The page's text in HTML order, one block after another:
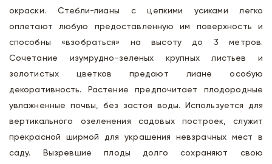
окраски. Стебли-лианы с цепкими усиками легко
оплетают любую предоставленную им поверхность и
способны «взобраться» на высоту до 3 метров.
Сочетание изумрудно-зеленых крупных листьев и
золотистых цветков предают лиане особую
декоративность. Растение предпочитает плодородные
увлажненные почвы, без застоя воды. Используется для
вертикального озеленения садовых построек, служит
прекрасной ширмой для украшения невзрачных мест в
саду. Вызревшие плоды долго сохраняют свою